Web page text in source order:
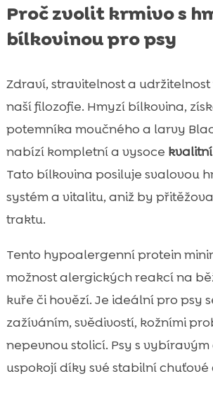
Proč zvolit krmivo s
bílkovinou pro psy
Zdraví, stravitelnost a
naší filozofie. Hmyzí bílkovina,
potemníka moučného a larvy
nabízí kompletní a vysoce
Tato bílkovina posiluje svalovou
systém a vitalitu, aniž by
traktu.
Tento hypoalergenní protein
možnost alergických reakcí na
kuře či hovězí. Je ideální pro psy
zažíváním, svědivostí, kožními
nepevnou stolicí. Psy s
uspokojí díky své stabilní